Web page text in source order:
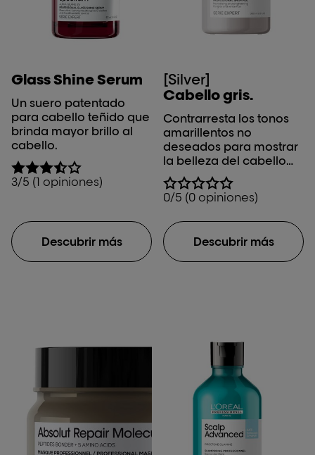
Glass Shine Serum
Un suero patentado
para cabello teñido que
brinda mayor brillo al
cabello.
3/5 (1 opiniones)
Descubrir más
[Silver]
Cabello gris.
Contrarresta los tonos
amarillentos no
deseados para mostrar
la belleza del cabello
gris o con canas.
0/5 (0 opiniones)
Descubrir más